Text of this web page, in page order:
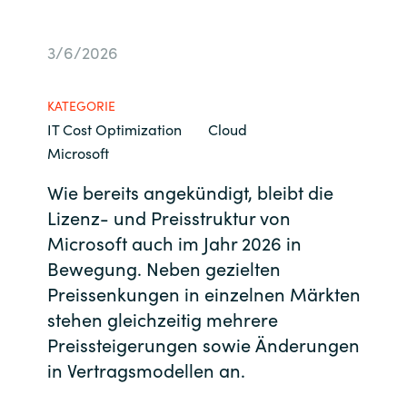
Estonia
Finland
France
Germany
Karriere
Channel Partner
3/6/2026
KATEGORIE
IT Cost Optimization
Cloud
Microsoft
Wie bereits angekündigt, bleibt die
Lizenz- und Preisstruktur von
Microsoft auch im Jahr 2026 in
Bewegung. Neben gezielten
Preissenkungen in einzelnen Märkten
stehen gleichzeitig mehrere
Preissteigerungen sowie Änderungen
in Vertragsmodellen an.